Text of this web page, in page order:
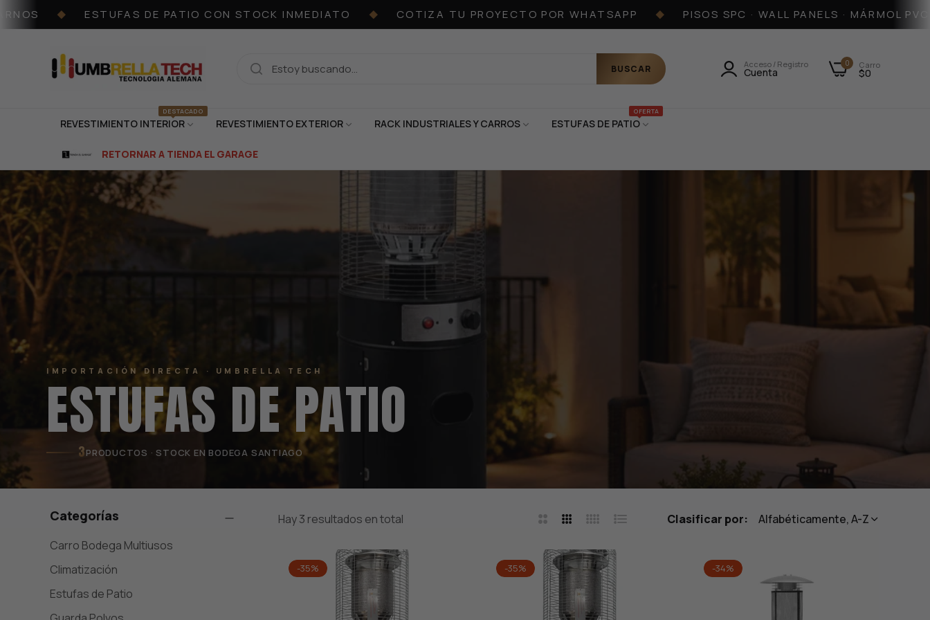
◆ ESTUFAS DE PATIO CON STOCK INMEDIATO ◆ COTIZA TU PROYECTO POR WHATSAPP ◆ PISOS SPC · WALL PANELS · MÁRMOL PVC ·
BUSCAR Acceso / Registro
Cuenta
Carro
$0
0
REVESTIMIENTO INTERIOR
DESTACADO
REVESTIMIENTO EXTERIOR RACK INDUSTRIALES Y CARROS ESTUFAS DE PATIO
OFERTA
RETORNAR A TIENDA EL GARAGE
IMPORTACIÓN DIRECTA · UMBRELLA TECH
ESTUFAS DE PATIO
3PRODUCTOS · STOCK EN BODEGA SANTIAGO
Categorías
Carro Bodega Multiusos
Climatización
Estufas de Patio
Hay 3 resultados en total
2
3
4
Lista Clasificar por: Alfabéticamente, A-Z
-35% -35% -34%